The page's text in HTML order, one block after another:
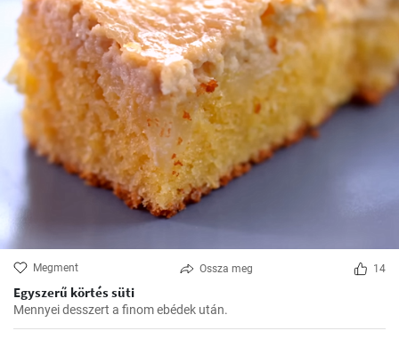
Megment Ossza meg 14
Egyszerű körtés süti
Mennyei desszert a finom ebédek után.